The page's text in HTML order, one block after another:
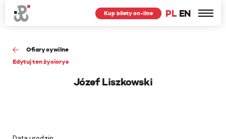
PL EN
Kup bilety on-line
Ofiary cywilne
Edytuj ten życiorys
Józef Liszkowski